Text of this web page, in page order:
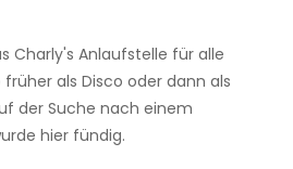
Charly's Anlaufstelle für alle
als Disco oder dann als
der Suche nach einem
hier fündig.